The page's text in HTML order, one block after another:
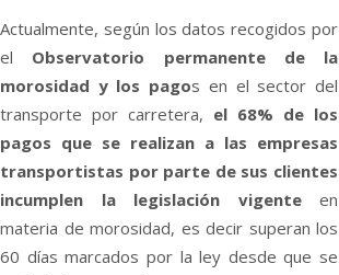
Actualmente, según los datos recogidos por
el Observatorio permanente de la
morosidad y los pagos en el sector del
transporte por carretera, el 68% de los
pagos que se realizan a las empresas
transportistas por parte de sus clientes
incumplen la legislación vigenteen
materia de morosidad, es decir superan los
60 dí­as marcados por la ley desde que se